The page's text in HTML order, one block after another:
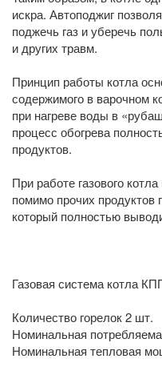
искра. Автоподжиг
поджечь газ и уберечь
и других травм.
Принцип работы котла
содержимого в варочном
при нагреве воды в
процесс обогрева
продуктов.
При работе газового
помимо прочих продуктов
который полностью
Газовая система котла
Количество горелок2 шт.
Номинальная
Номинальная тепловая